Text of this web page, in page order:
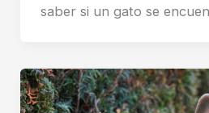
saber si un gato se